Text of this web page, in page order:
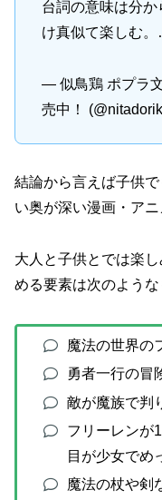
台詞の意味は分
け真似て楽しむ
— 似鳥鶏 ポプラ
売中！
結論から言えば子供
い奥が深い漫画・アニ
大人と子供とでは楽
める要素は次のような
魔法の世界の
勇者一行の冒
敵が魔族で判
フリーレンが
目が少女でめ
魔法の杖や剣